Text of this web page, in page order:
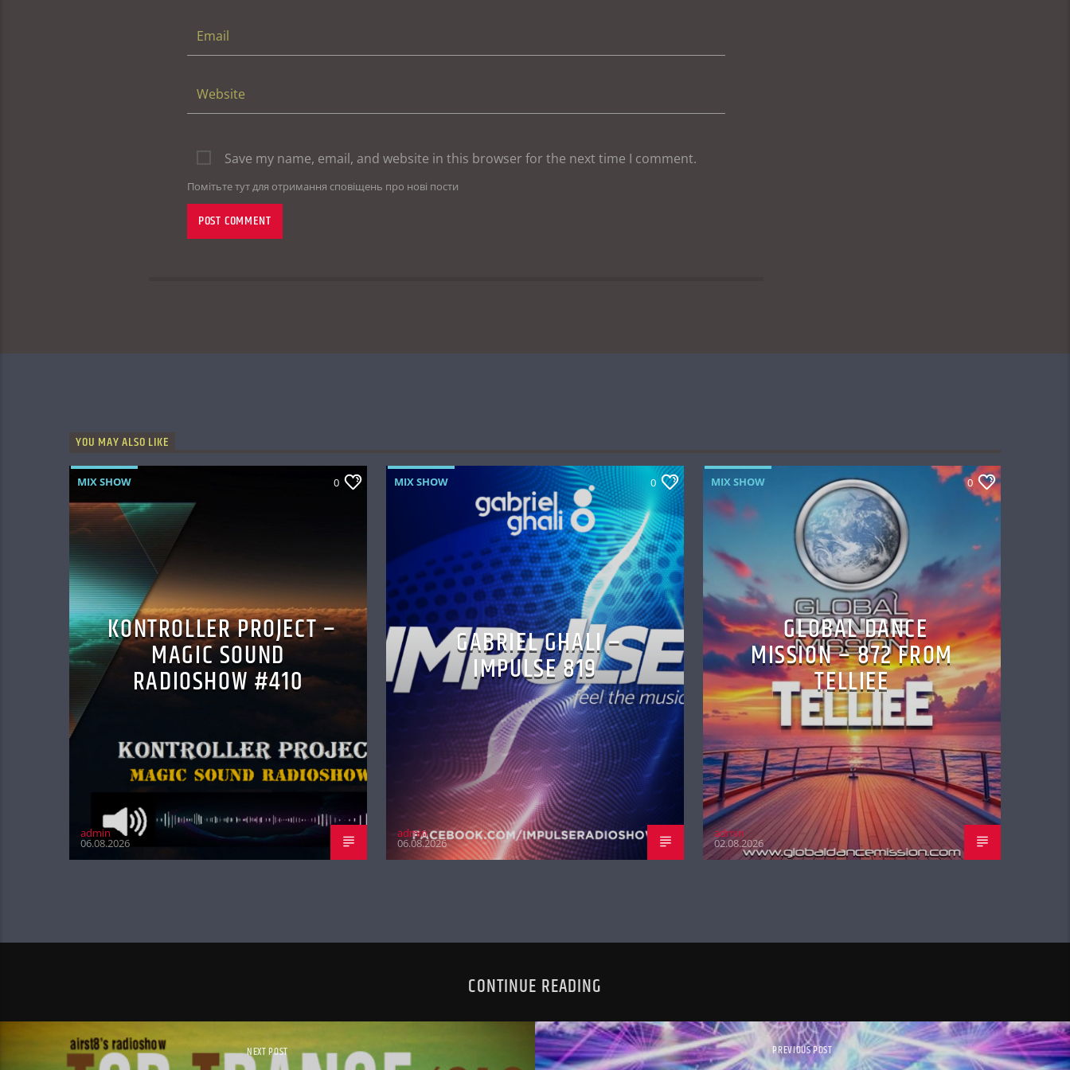
Save my name, email, and website in this browser for the next time I comment.
Помітьте тут для отримання сповіщень про нові пости
YOU MAY ALSO LIKE
MIX SHOW 0
KONTROLLER PROJECT –
MAGIC SOUND
RADIOSHOW #410
admin
06.08.2026
MIX SHOW 0
GABRIEL GHALI –
IMPULSE 819
admin
06.08.2026
MIX SHOW 0
GLOBAL DANCE
MISSION – 872 FROM
TELLIEE
admin
02.08.2026
CONTINUE READING
NEXT POST PREVIOUS POST